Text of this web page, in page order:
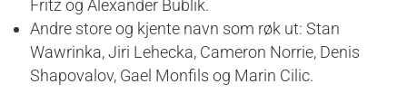
Fritz og Alexander Bublik.
Andre store og kjente navn som røk ut: Stan
Wawrinka, Jiri Lehecka, Cameron Norrie, Denis
Shapovalov, Gael Monfils og Marin Cilic.